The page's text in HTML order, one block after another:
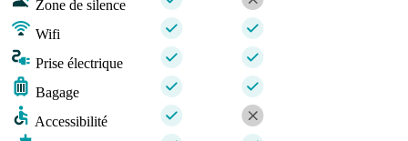
Zone de silence
Wifi
Prise électrique
Bagage
Accessibilité